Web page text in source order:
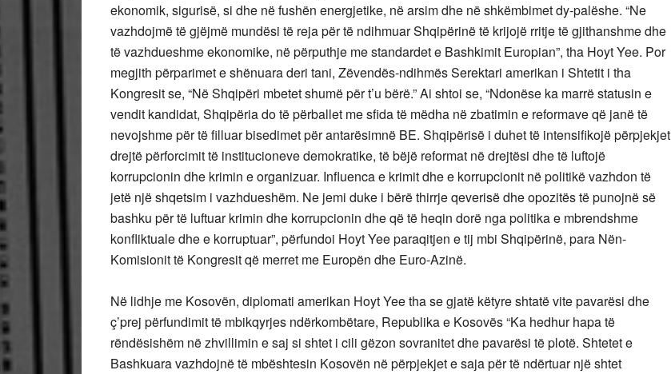
ekonomik, sigurisë, si dhe në fushën energjetike, në arsim dhe në shkëmbimet dy-palëshe. “Ne
vazhdojmë të gjëjmë mundësi të reja për të ndihmuar Shqipërinë të krijojë rritje të gjithanshme dhe
të vazhdueshme ekonomike, në përputhje me standardet e Bashkimit Europian”, tha Hoyt Yee. Por
megjith përparimet e shënuara deri tani, Zëvendës-ndihmës Serektari amerikan i Shtetit i tha
Kongresit se, “Në Shqipëri mbetet shumë për t’u bërë.” Ai shtoi se, “Ndonëse ka marrë statusin e
vendit kandidat, Shqipëria do të përballet me sfida të mëdha në zbatimin e reformave që janë të
nevojshme për të filluar bisedimet për antarësimnë BE. Shqipërisë i duhet të intensifikojë përpjekjet
drejtë përforcimit të institucioneve demokratike, të bëjë reformat në drejtësi dhe të luftojë
korrupcionin dhe krimin e organizuar. Influenca e krimit dhe e korrupcionit në politikë vazhdon të
jetë një shqetsim i vazhdueshëm. Ne jemi duke i bërë thirrje qeverisë dhe opozitës të punojnë së
bashku për të luftuar krimin dhe korrupcionin dhe që të heqin dorë nga politika e mbrendshme
konfliktuale dhe e korruptuar”, përfundoi Hoyt Yee paraqitjen e tij mbi Shqipërinë, para Nën-
Komisionit të Kongresit që merret me Europën dhe Euro-Azinë.
Në lidhje me Kosovën, diplomati amerikan Hoyt Yee tha se gjatë këtyre shtatë vite pavarësi dhe
ç’prej përfundimit të mbikqyrjes ndërkombëtare, Republika e Kosovës “Ka hedhur hapa të
rëndësishëm në zhvillimin e saj si shtet i cili gëzon sovranitet dhe pavarësi të plotë. Shtetet e
Bashkuara vazhdojnë të mbështesin Kosovën në përpjekjet e saja për të ndërtuar një shtet